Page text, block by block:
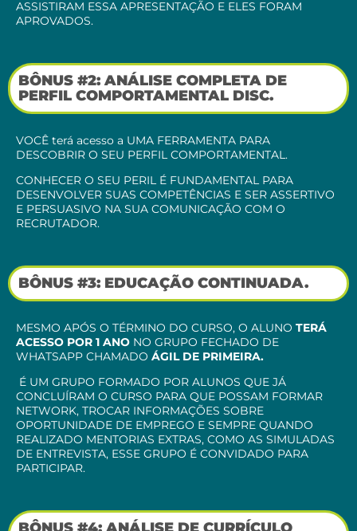
ASSISTIRAM ESSA APRESENTAÇÃO E ELES FORAM
APROVADOS.
BÔNUS #2: ANÁLISE COMPLETA DE
PERFIL COMPORTAMENTAL DISC.
VOCÊ terá acesso a UMA FERRAMENTA PARA
DESCOBRIR O SEU PERFIL COMPORTAMENTAL.
CONHECER O SEU PERIL É FUNDAMENTAL PARA
DESENVOLVER SUAS COMPETÊNCIAS E SER ASSERTIVO
E PERSUASIVO NA SUA COMUNICAÇÃO COM O
RECRUTADOR.
BÔNUS #3: EDUCAÇÃO CONTINUADA.
MESMO APÓS O TÉRMINO DO CURSO, O ALUNO TERÁ
ACESSO POR 1 ANO NO GRUPO FECHADO DE
WHATSAPP CHAMADO ÁGIL DE PRIMEIRA.
É UM GRUPO FORMADO POR ALUNOS QUE JÁ
CONCLUÍRAM O CURSO PARA QUE POSSAM FORMAR
NETWORK, TROCAR INFORMAÇÕES SOBRE
OPORTUNIDADE DE EMPREGO E SEMPRE QUANDO
REALIZADO MENTORIAS EXTRAS, COMO AS SIMULADAS
DE ENTREVISTA, ESSE GRUPO É CONVIDADO PARA
PARTICIPAR.